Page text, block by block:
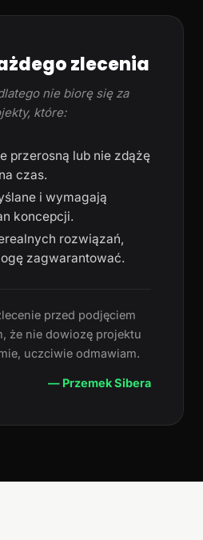
zlecenia
nie biorę się za
które:
przerosną lub nie zdążę
czas.
i wymagają
koncepcji.
rozwiązań,
zagwarantować.
przed podjęciem
że nie dowiozę projektu
uczciwie odmawiam.
— Przemek Sibera